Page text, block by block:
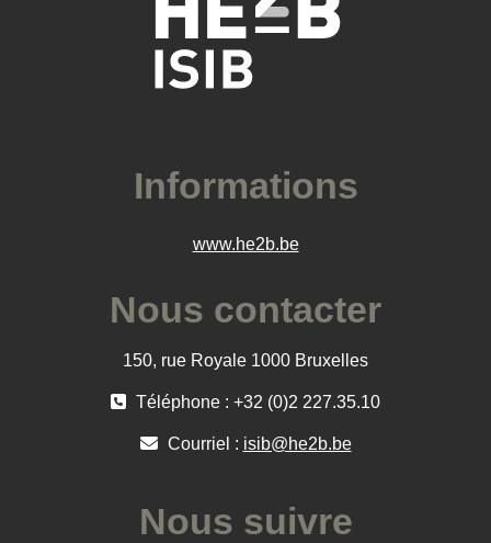
Informations
www.he2b.be
Nous contacter
150, rue Royale 1000 Bruxelles
Téléphone : +32 (0)2 227.35.10
Courriel : isib@he2b.be
Nous suivre